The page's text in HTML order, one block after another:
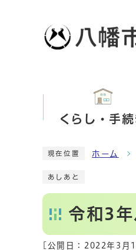
くらし・手続
現在位置 ホーム
あしあと
令和3
[公開日： 2022年3月